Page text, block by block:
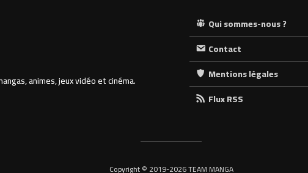
animes, jeux vidéo et cinéma.
Qui sommes-nous ?
Contact
Mentions légales
Flux RSS
Copyright © 2019-2026 TEAM MANGA